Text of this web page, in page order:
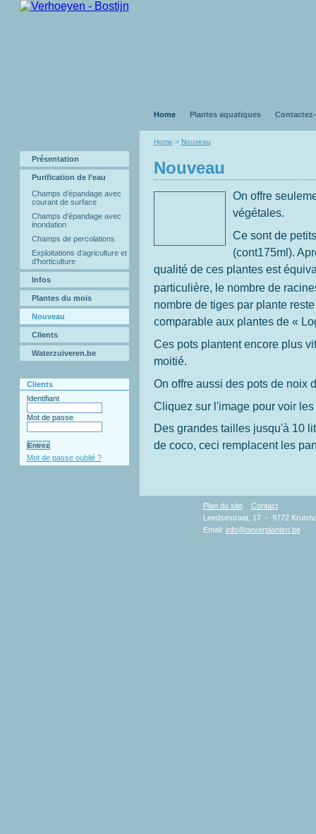
Home Plantes aquatiques
Présentation
Purification de l’eau
Champs d’épandage avec
courant de surface
Champs d’épandage avec
inondation
Champs de percolations
Exploitations d’agriculture et
d’horticulture
Infos
Plantes du mois
Nouveau
Clients
Waterzuiveren.be
Clients
Identifiant
Mot de passe
Mot de passe oublié ?
Home > Nouveau
Nouveau
On offre
végétales.
Ce sont de
(cont175ml).
qualité de ces plantes est
particulière, le nombre de
nombre de tiges par plante
comparable aux plantes de «
Ces pots plantent encore plus
moitié.
On offre aussi des pots de noix
Cliquez sur l'image pour voir
Des grandes tailles jusqu'à 10
de coco, ceci remplacent les
Plan du site Contact
Leedsestraat, 17 - 9772
Email: info@oeverplanten.be